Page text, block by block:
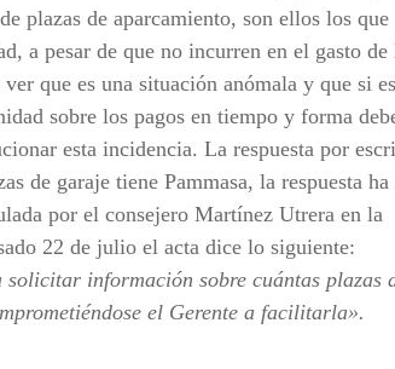
plazas de aparcamiento, son ellos los que
a pesar de que no incurren en el gasto de
que es una situación anómala y que si
sobre los pagos en tiempo y forma
esta incidencia. La respuesta por
de garaje tiene Pammasa, la respuesta ha
por el consejero Martínez Utrera en la
22 de julio el acta dice lo siguiente:
información sobre cuántas plazas
el Gerente a facilitarla».